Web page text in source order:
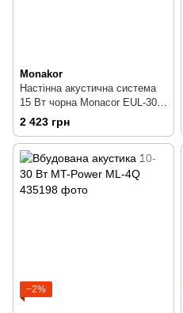
Monakor
Настінна акустична система
15 Вт чорна Monacor EUL-30 /
SW
2 423 грн
−2%